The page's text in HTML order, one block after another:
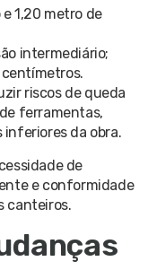
1,20 metro de
intermediário;
centímetros.
riscos de queda
ferramentas,
inferiores da obra.
de
e conformidade
canteiros.